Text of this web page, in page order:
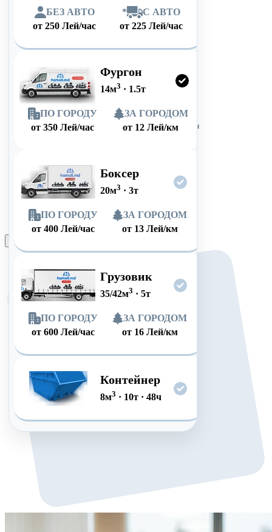
БЕЗ АВТО
от250 Лей/час
*
С АВТО
от 225 Лей/час
Фургон
14м3 · 1.5т
ПО ГОРОДУ
от 350 Лей/час
ЗА ГОРОДОМ
от 12 Лей/км
Боксер
20м3 · 3т
ПО ГОРОДУ
от 400 Лей/час
ЗА ГОРОДОМ
от 13 Лей/км
Грузовик
35/42м3 · 5т
ПО ГОРОДУ
от 600 Лей/час
ЗА ГОРОДОМ
от 16 Лей/км
Контейнер
8м3 · 10т· 48ч
Оформить заказ